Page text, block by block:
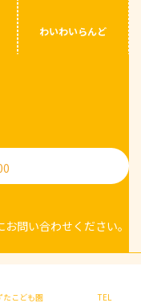
わいわいらんど
問い合わせください。
たこども園 TEL